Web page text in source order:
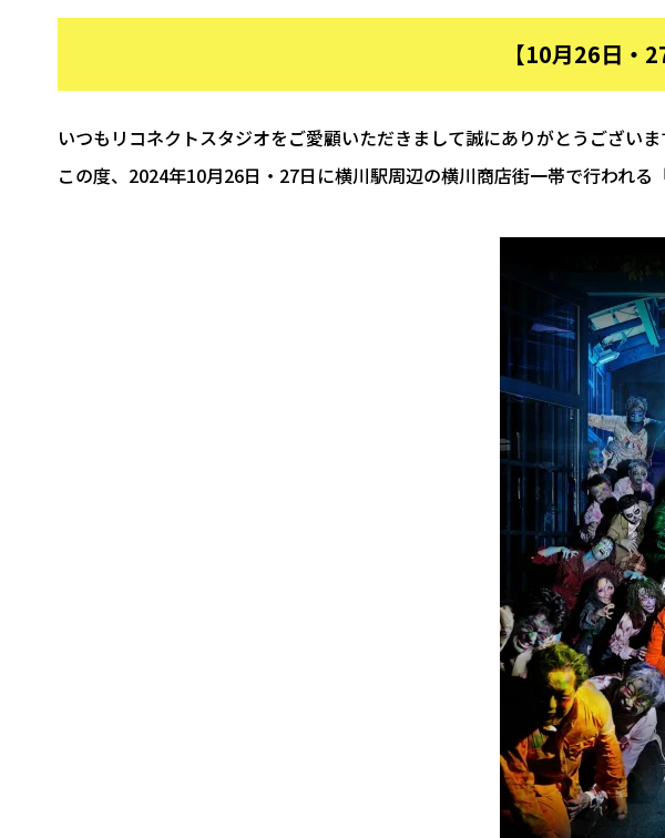
【10月26日・
いつもリコネクトスタジオをご愛顧いただきまして誠にありがとうございま
この度、2024年10月26日・27日に横川駅周辺の横川商店街一帯で行われ